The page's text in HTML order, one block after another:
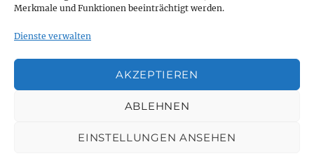
Merkmale und Funktionen beeinträchtigt werden.
Dienste verwalten
AKZEPTIEREN
ABLEHNEN
EINSTELLUNGEN ANSEHEN
Blog
Cookie-Richtlinie (EU)